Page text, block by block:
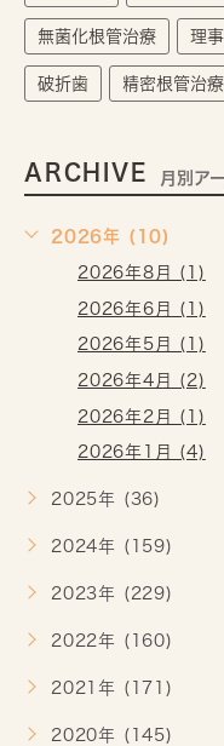
無菌化根管治療 理
破折歯 精密根管治療
ARCHIVE 月別ア
2026年 (10)
2026年8月 (1)
2026年6月 (1)
2026年5月 (1)
2026年4月 (2)
2026年2月 (1)
2026年1月 (4)
2025年 (36)
2024年 (159)
2023年 (229)
2022年 (160)
2021年 (171)
2020年 (145)